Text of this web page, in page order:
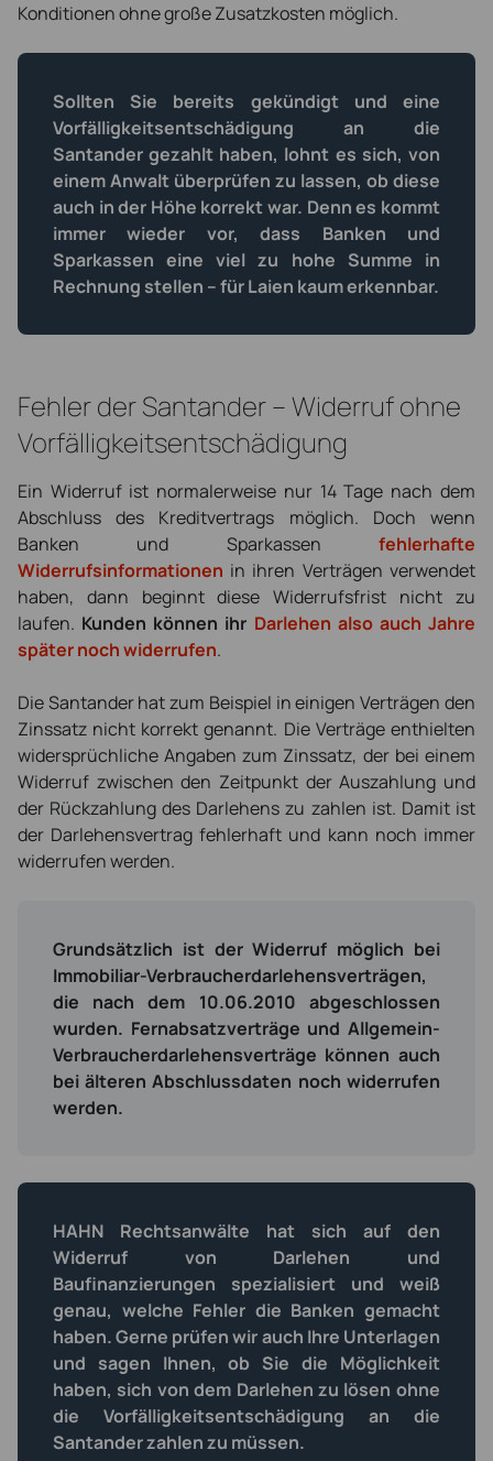
Konditionen ohne große Zusatzkosten möglich.
Sollten Sie bereits gekündigt und eine
Vorfälligkeitsentschädigung an die
Santander gezahlt haben, lohnt es sich, von
einem Anwalt überprüfen zu lassen, ob diese
auch in der Höhe korrekt war. Denn es kommt
immer wieder vor, dass Banken und
Sparkassen eine viel zu hohe Summe in
Rechnung stellen – für Laien kaum erkennbar.
Fehler der Santander – Widerruf ohne
Vorfälligkeitsentschädigung
Ein Widerruf ist normalerweise nur 14 Tage nach dem
Abschluss des Kreditvertrags möglich. Doch wenn
Banken und Sparkassen fehlerhafte
Widerrufsinformationen in ihren Verträgen verwendet
haben, dann beginnt diese Widerrufsfrist nicht zu
laufen. Kunden können ihr Darlehen also auch Jahre
später noch widerrufen.
Die Santander hat zum Beispiel in einigen Verträgen den
Zinssatz nicht korrekt genannt. Die Verträge enthielten
widersprüchliche Angaben zum Zinssatz, der bei einem
Widerruf zwischen den Zeitpunkt der Auszahlung und
der Rückzahlung des Darlehens zu zahlen ist. Damit ist
der Darlehensvertrag fehlerhaft und kann noch immer
widerrufen werden.
Grundsätzlich ist der Widerruf möglich bei
Immobiliar-Verbraucherdarlehensverträgen,
die nach dem 10.06.2010 abgeschlossen
wurden. Fernabsatzverträge und Allgemein-
Verbraucherdarlehensverträge können auch
bei älteren Abschlussdaten noch widerrufen
werden.
HAHN Rechtsanwälte hat sich auf den
Widerruf von Darlehen und
Baufinanzierungen spezialisiert und weiß
genau, welche Fehler die Banken gemacht
haben. Gerne prüfen wir auch Ihre Unterlagen
und sagen Ihnen, ob Sie die Möglichkeit
haben, sich von dem Darlehen zu lösen ohne
die Vorfälligkeitsentschädigung an die
Santander zahlen zu müssen.